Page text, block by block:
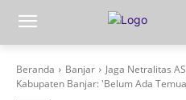
Beranda Banjar
Jaga Netralitas
Kabupaten Banjar: 'Belum Ada